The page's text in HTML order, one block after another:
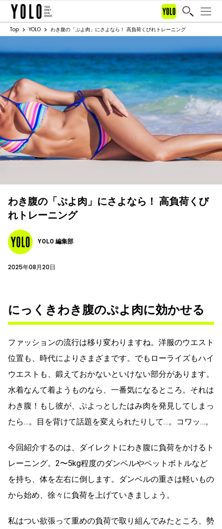
Top YOLO わき腹の「ぷよ肉」にさよなら！ 高負荷くびれトレーニング
わき腹の「ぷよ肉」にさよなら！ 高負荷くび
れトレーニング
YOLO 編集部
2025年08月20日
にっくきわき腹のぷよ肉に効かせる
ファッションの流行は移り変わりますね。洋服のウエスト
位置も、時代によりさまざまです。でもローライズもハイ
ウエストも、鍛えておかないといけない部分があります。
水着なんて着ようものなら、一番気になるところ。それは
わき腹！もし彼が、ぷよっとしたはみ肉を発見してしまっ
たら…。目を背けて話題を変えられたりして…。コワッ…。
今回紹介するのは、ダイレクトにわき腹に負荷をかけるト
レーニング。2〜5kg程度のダンベルやペットボトルなど
を持ち、体を左右に倒します。ダンベルの重さは軽いもの
から始め、徐々に負荷を上げていきましょう。
私はつい欲張って重めの負荷で取り組んでみたところ、勢